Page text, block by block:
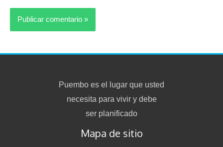
Puembo es el lugar que usted
necesita para vivir y debe
ser planificado
Mapa de sitio